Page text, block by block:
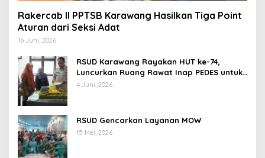
Rakercab II PPTSB Karawang Hasilkan Tiga Point
Aturan dari Seksi Adat
16 Juni, 2026
RSUD Karawang Rayakan HUT ke-74,
Luncurkan Ruang Rawat Inap PEDES untuk
Tingkatkan Pelayanan Kesehatan
4 Juni, 2026
RSUD Gencarkan Layanan MOW
15 Mei, 2026